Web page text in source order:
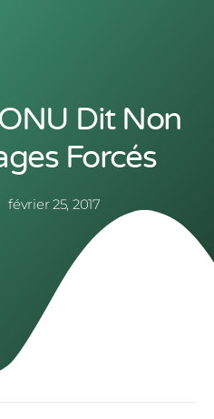
Dit Non
Forcés
février 25, 2017